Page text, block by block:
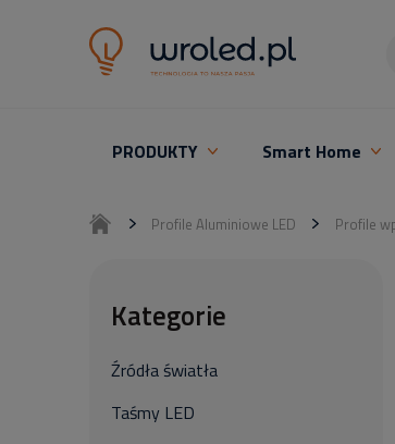
PRODUKTY Smart Home
Profile Aluminiowe LED Profile
Kategorie
Źródła światła
Taśmy LED